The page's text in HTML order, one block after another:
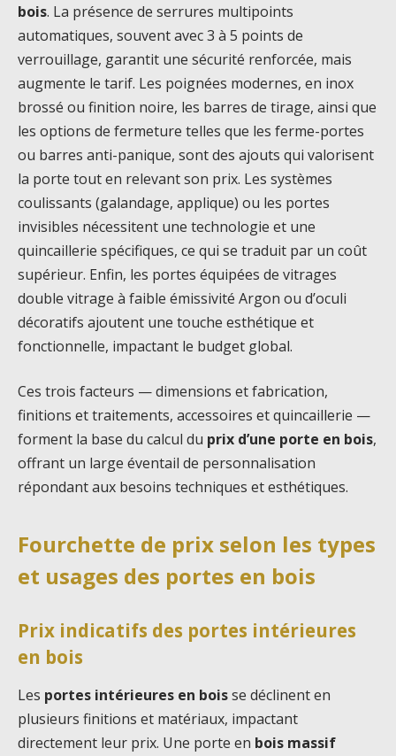
bois. La présence de serrures multipoints
automatiques, souvent avec 3 à 5 points de
verrouillage, garantit une sécurité renforcée, mais
augmente le tarif. Les poignées modernes, en inox
brossé ou finition noire, les barres de tirage, ainsi que
les options de fermeture telles que les ferme-portes
ou barres anti-panique, sont des ajouts qui valorisent
la porte tout en relevant son prix. Les systèmes
coulissants (galandage, applique) ou les portes
invisibles nécessitent une technologie et une
quincaillerie spécifiques, ce qui se traduit par un coût
supérieur. Enfin, les portes équipées de vitrages
double vitrage à faible émissivité Argon ou d’oculi
décoratifs ajoutent une touche esthétique et
fonctionnelle, impactant le budget global.
Ces trois facteurs — dimensions et fabrication,
finitions et traitements, accessoires et quincaillerie —
forment la base du calcul du prix d’une porte en bois,
offrant un large éventail de personnalisation
répondant aux besoins techniques et esthétiques.
Fourchette de prix selon les types
et usages des portes en bois
Prix indicatifs des portes intérieures
en bois
Les portes intérieures en boisse déclinent en
plusieurs finitions et matériaux, impactant
directement leur prix. Une porte en bois massif